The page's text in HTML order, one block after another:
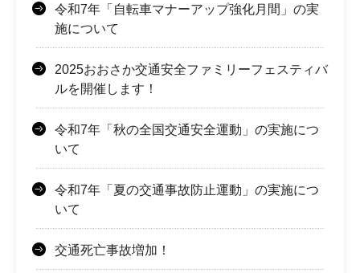
令和7年「自転車マナーアップ強化月間」の実
施について
2025おおさか交通安全ファミリーフェスティバ
ルを開催します！
令和7年「秋の全国交通安全運動」の実施につ
いて
令和7年「夏の交通事故防止運動」の実施につ
いて
交通死亡事故増加！